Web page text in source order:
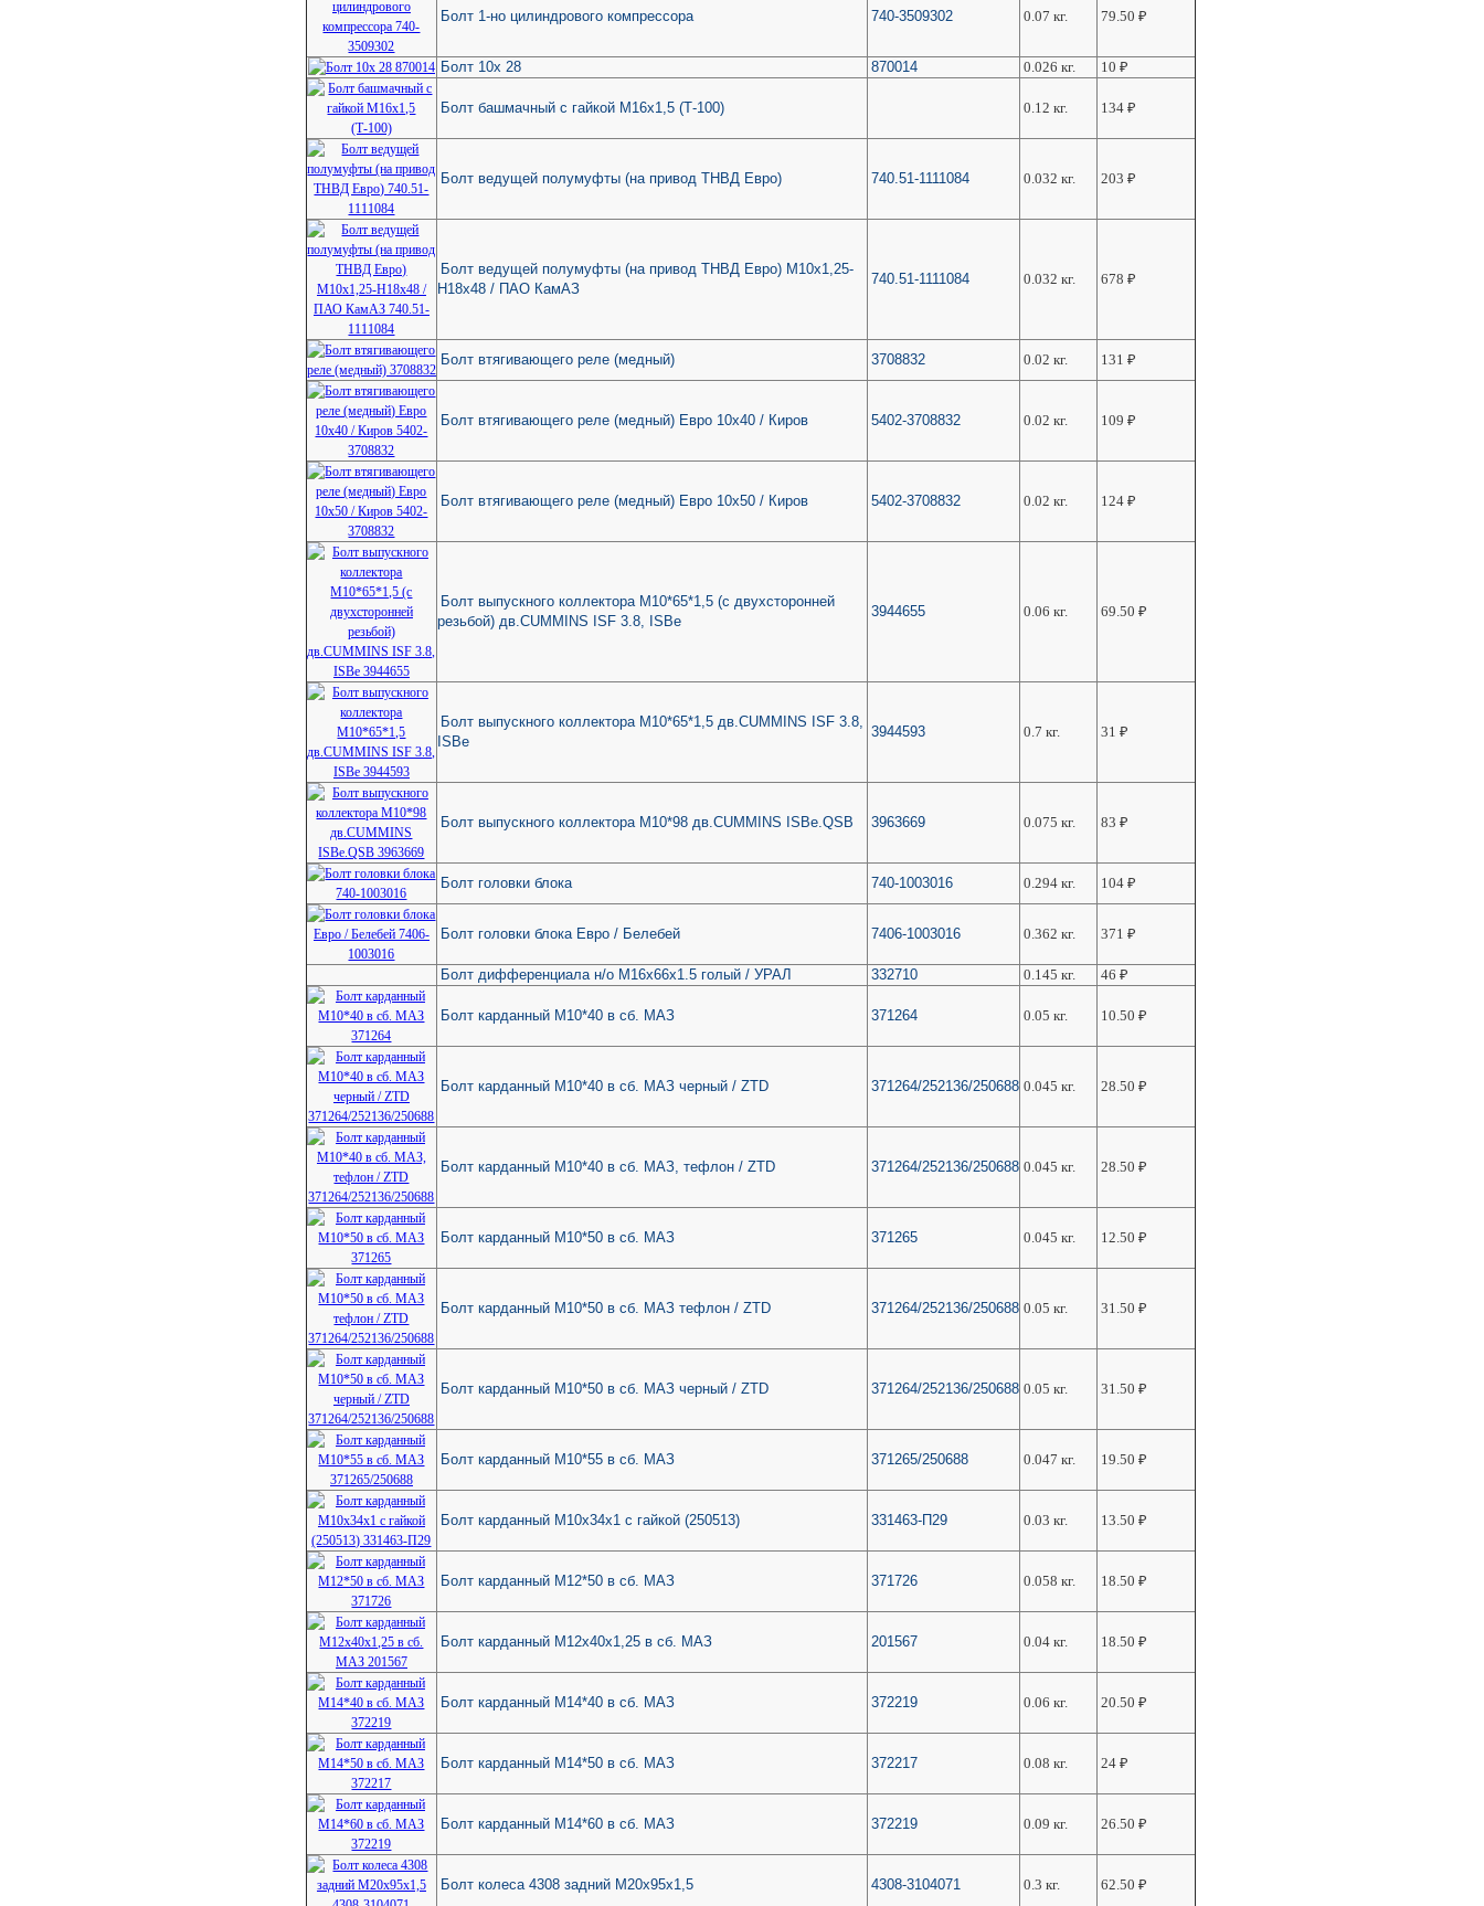
Болт 1-но цилиндрового компрессора 740-3509302 0.07 кг. 79.50 ₽
Болт 10х 28 870014 0.026 кг. 10 ₽
Болт башмачный с гайкой М16х1,5 (Т-100) 0.12 кг. 134 ₽
Болт ведущей полумуфты (на привод ТНВД Евро) 740.51-1111084 0.032 кг. 203 ₽
Болт ведущей полумуфты (на привод ТНВД Евро) М10х1,25-
Н18х48 / ПАО КамАЗ
740.51-1111084 0.032 кг. 678 ₽
Болт втягивающего реле (медный) 3708832 0.02 кг. 131 ₽
Болт втягивающего реле (медный) Евро 10х40 / Киров 5402-3708832 0.02 кг. 109 ₽
Болт втягивающего реле (медный) Евро 10х50 / Киров 5402-3708832 0.02 кг. 124 ₽
Болт выпускного коллектора М10*65*1,5 (с двухсторонней
резьбой) дв.CUMMINS ISF 3.8, ISBe
3944655 0.06 кг. 69.50 ₽
Болт выпускного коллектора М10*65*1,5 дв.CUMMINS ISF 3.8,
ISBe
3944593 0.7 кг. 31 ₽
Болт выпускного коллектора М10*98 дв.CUMMINS ISBe.QSB 3963669 0.075 кг. 83 ₽
Болт головки блока 740-1003016 0.294 кг. 104 ₽
Болт головки блока Евро / Белебей 7406-1003016 0.362 кг. 371 ₽
Болт дифференциала н/о М16х66х1.5 голый / УРАЛ 332710 0.145 кг. 46 ₽
Болт карданный М10*40 в сб. МАЗ 371264 0.05 кг. 10.50 ₽
Болт карданный М10*40 в сб. МАЗ черный / ZTD 371264/252136/250688 0.045 кг. 28.50 ₽
Болт карданный М10*40 в сб. МАЗ, тефлон / ZTD 371264/252136/250688 0.045 кг. 28.50 ₽
Болт карданный М10*50 в сб. МАЗ 371265 0.045 кг. 12.50 ₽
Болт карданный М10*50 в сб. МАЗ тефлон / ZTD 371264/252136/250688 0.05 кг. 31.50 ₽
Болт карданный М10*50 в сб. МАЗ черный / ZTD 371264/252136/250688 0.05 кг. 31.50 ₽
Болт карданный М10*55 в сб. МАЗ 371265/250688 0.047 кг. 19.50 ₽
Болт карданный М10х34х1 с гайкой (250513) 331463-П29 0.03 кг. 13.50 ₽
Болт карданный М12*50 в сб. МАЗ 371726 0.058 кг. 18.50 ₽
Болт карданный М12х40х1,25 в сб. МАЗ 201567 0.04 кг. 18.50 ₽
Болт карданный М14*40 в сб. МАЗ 372219 0.06 кг. 20.50 ₽
Болт карданный М14*50 в сб. МАЗ 372217 0.08 кг. 24 ₽
Болт карданный М14*60 в сб. МАЗ 372219 0.09 кг. 26.50 ₽
Болт колеса 4308 задний М20х95х1,5 4308-3104071 0.3 кг. 62.50 ₽